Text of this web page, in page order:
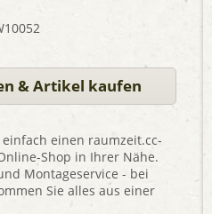
& Artikel kaufen
einfach einen raumzeit.cc-
Shop in Ihrer Nähe.
Montageservice - bei
Sie alles aus einer